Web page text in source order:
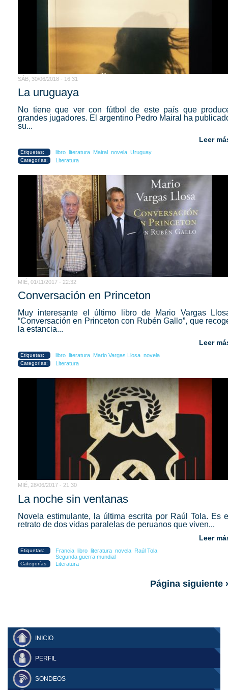
SÁB, 30/06/2018 - 16:31
La uruguaya
No tiene que ver con fútbol de este país que
grandes jugadores. El argentino Pedro Mairal ha
su...
Leer
Etiquetas: libro literatura Mairal novela Uruguay
Categorías: Literatura
MIÉ, 01/11/2017 - 22:32
Conversación en Princeton
Muy interesante el último libro de Mario Vargas
“Conversación en Princeton con Rubén Gallo”, que
la estancia...
Leer
Etiquetas: libro literatura Mario Vargas Llosa novela
Categorías: Literatura
MIÉ, 28/06/2017 - 21:30
La noche sin ventanas
Novela estimulante, la última escrita por Raúl Tola. Es
retrato de dos vidas paralelas de peruanos que viven...
Leer
Etiquetas: Francia libro literatura novela Raúl Tola
Segunda guerra mundial
Categorías: Literatura
Página siguiente
INICIO
PERFIL
SONDEOS